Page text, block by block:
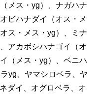
メス・yg）、ナガハナ
ビハナダイ（オス・メ
ス・メス・yg）、ミナ
アカボシハナゴイ（オ
（メス・yg）、ベニハ
yg、ヤマシロベラ、ヤ
ダイ、オグロベラ、オ